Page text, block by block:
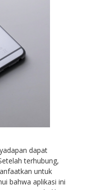
dapat
terhubung,
untuk
bahwa aplikasi ini